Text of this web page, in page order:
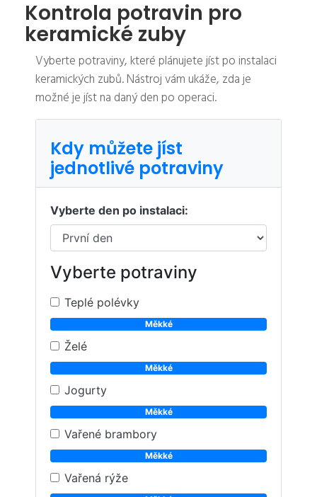
Kontrola potravin pro
keramické zuby
Vyberte potraviny, které plánujete jíst po instalaci
keramických zubů. Nástroj vám ukáže, zda je
možné je jíst na daný den po operaci.
Kdy můžete jíst
jednotlivé potraviny
Vyberte den po instalaci:
Vyberte potraviny
Teplé polévky
Měkké
Želé
Měkké
Jogurty
Měkké
Vařené brambory
Měkké
Vařená rýže